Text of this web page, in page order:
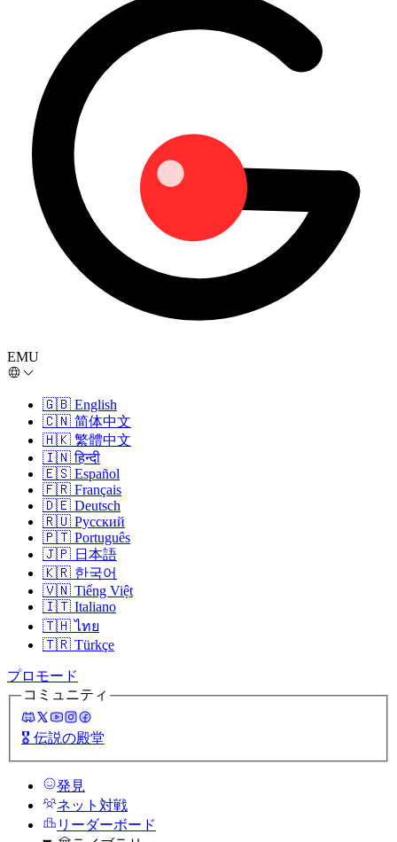
EMU
🇬🇧 English
🇨🇳 简体中文
🇭🇰 繁體中文
🇮🇳 हिन्दी
🇪🇸 Español
🇫🇷 Français
🇩🇪 Deutsch
🇷🇺 Русский
🇵🇹 Português
🇯🇵 日本語
🇰🇷 한국어
🇻🇳 Tiếng Việt
🇮🇹 Italiano
🇹🇭 ไทย
🇹🇷 Türkçe
プロモード
コミュニティ
🎖️ 伝説の殿堂
発見
ネット対戦
リーダーボード